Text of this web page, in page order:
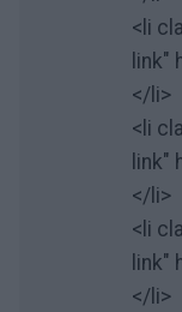
<li
link"
</li>
<li
link"
</li>
<li
link"
</li>